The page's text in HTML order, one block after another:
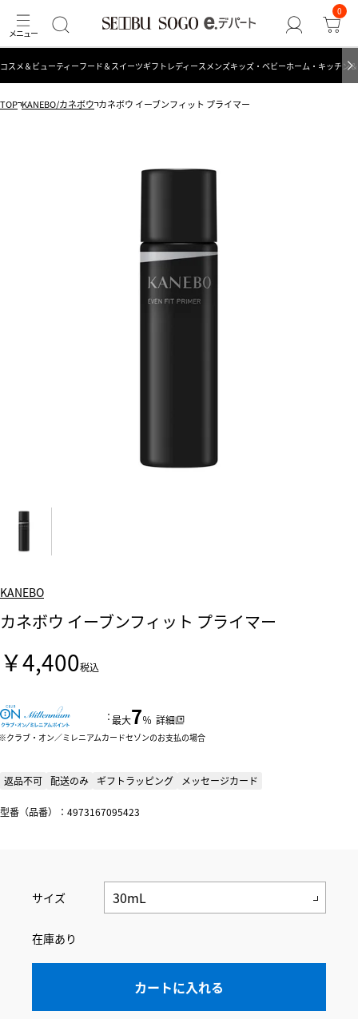
0
コスメ＆ビューティーフード＆スイーツギフト レディース メンズキッズ・ベビーホーム・キッチン
TOP KANEBO/カネボウ カネボウ イーブンフィット プライマー
KANEBO
カネボウ イーブンフィット プライマー
￥4,400税込
：最大7％ 詳細
クラブ・オン／ミレニアムカードセゾンのお支払の場合
返品不可 配送のみ ギフトラッピング メッセージカード
型番（品番）：4973167095423
サイズ
在庫あり
カートに入れる